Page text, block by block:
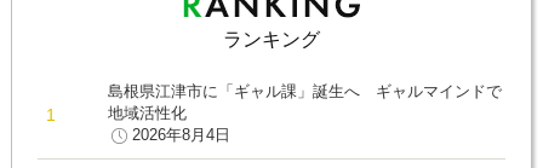
ランキング
島根県江津市に「ギャル課」誕生へ ギャルマインドで
地域活性化
2026年8月4日